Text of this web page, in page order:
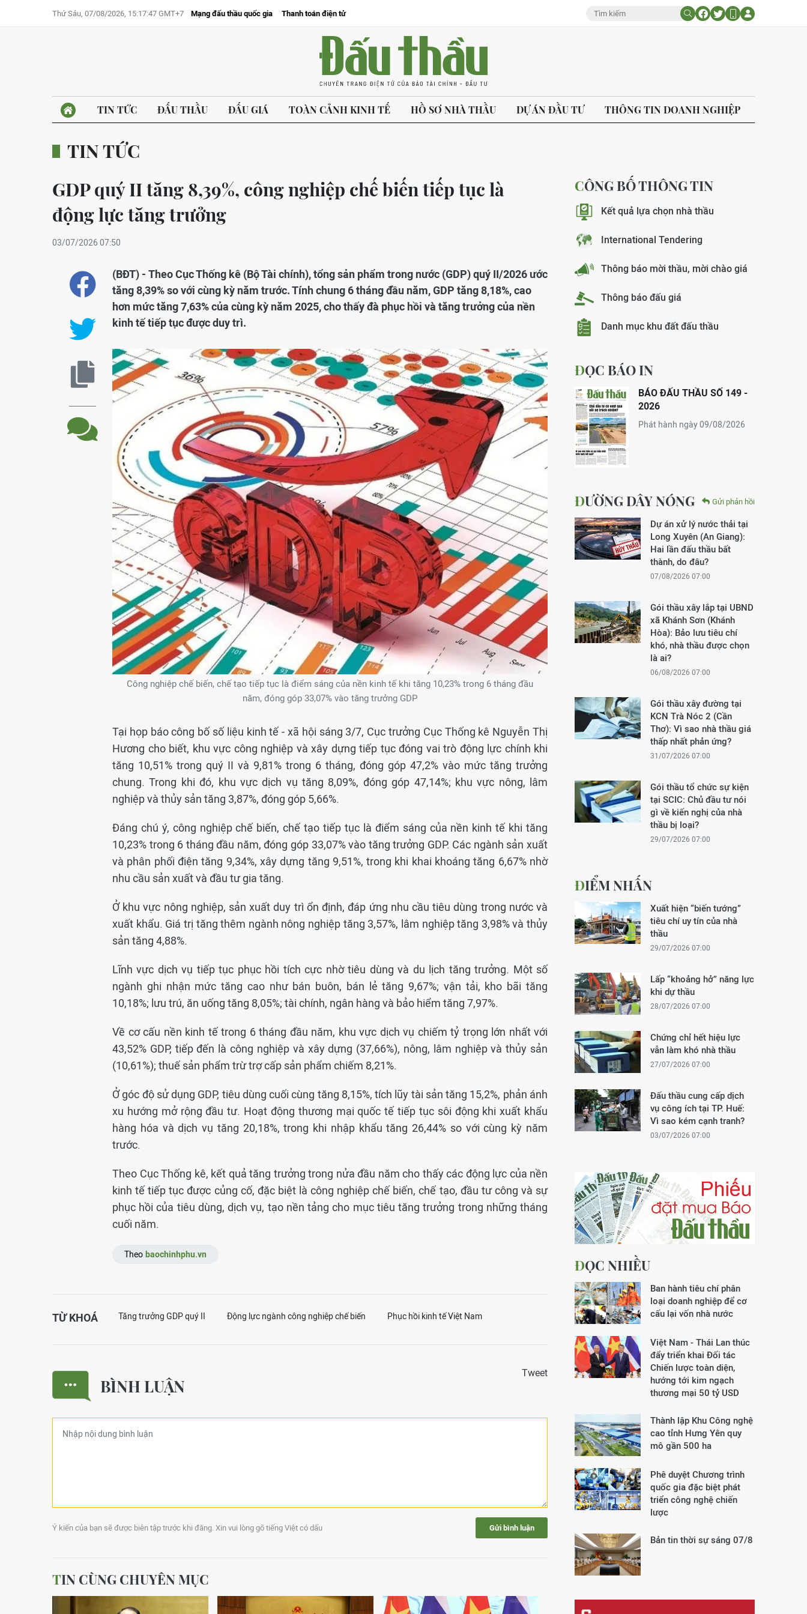
Thứ Sáu, 07/08/2026, 15:17:47 GMT+7 Mạng đấu thầu quốc gia Thanh toán điện tử
TIN TỨC ĐẤU THẦU ĐẤU GIÁ TOÀN CẢNH KINH TẾ HỒ SƠ NHÀ THẦU DỰ ÁN ĐẦU TƯ THÔNG TIN DOANH NGHIỆP
TIN TỨC
GDP quý II tăng 8,39%, công nghiệp chế biến tiếp tục là
động lực tăng trưởng
03/07/2026 07:50
(BĐT) - Theo Cục Thống kê (Bộ Tài chính), tổng sản phẩm trong nước (GDP) quý II/2026 ước
tăng 8,39% so với cùng kỳ năm trước. Tính chung 6 tháng đầu năm, GDP tăng 8,18%, cao
hơn mức tăng 7,63% của cùng kỳ năm 2025, cho thấy đà phục hồi và tăng trưởng của nền
kinh tế tiếp tục được duy trì.
Công nghiệp chế biến, chế tạo tiếp tục là điểm sáng của nền kinh tế khi tăng 10,23% trong 6 tháng đầu
năm, đóng góp 33,07% vào tăng trưởng GDP
Tại họp báo công bố số liệu kinh tế - xã hội sáng 3/7, Cục trưởng Cục Thống kê Nguyễn Thị
Hương cho biết, khu vực công nghiệp và xây dựng tiếp tục đóng vai trò động lực chính khi
tăng 10,51% trong quý II và 9,81% trong 6 tháng, đóng góp 47,2% vào mức tăng trưởng
chung. Trong khi đó, khu vực dịch vụ tăng 8,09%, đóng góp 47,14%; khu vực nông, lâm
nghiệp và thủy sản tăng 3,87%, đóng góp 5,66%.
Đáng chú ý, công nghiệp chế biến, chế tạo tiếp tục là điểm sáng của nền kinh tế khi tăng
10,23% trong 6 tháng đầu năm, đóng góp 33,07% vào tăng trưởng GDP. Các ngành sản xuất
và phân phối điện tăng 9,34%, xây dựng tăng 9,51%, trong khi khai khoáng tăng 6,67% nhờ
nhu cầu sản xuất và đầu tư gia tăng.
Ở khu vực nông nghiệp, sản xuất duy trì ổn định, đáp ứng nhu cầu tiêu dùng trong nước và
xuất khẩu. Giá trị tăng thêm ngành nông nghiệp tăng 3,57%, lâm nghiệp tăng 3,98% và thủy
sản tăng 4,88%.
Lĩnh vực dịch vụ tiếp tục phục hồi tích cực nhờ tiêu dùng và du lịch tăng trưởng. Một số
ngành ghi nhận mức tăng cao như bán buôn, bán lẻ tăng 9,67%; vận tải, kho bãi tăng
10,18%; lưu trú, ăn uống tăng 8,05%; tài chính, ngân hàng và bảo hiểm tăng 7,97%.
Về cơ cấu nền kinh tế trong 6 tháng đầu năm, khu vực dịch vụ chiếm tỷ trọng lớn nhất với
43,52% GDP, tiếp đến là công nghiệp và xây dựng (37,66%), nông, lâm nghiệp và thủy sản
(10,61%); thuế sản phẩm trừ trợ cấp sản phẩm chiếm 8,21%.
Ở góc độ sử dụng GDP, tiêu dùng cuối cùng tăng 8,15%, tích lũy tài sản tăng 15,2%, phản ánh
xu hướng mở rộng đầu tư. Hoạt động thương mại quốc tế tiếp tục sôi động khi xuất khẩu
hàng hóa và dịch vụ tăng 20,18%, trong khi nhập khẩu tăng 26,44% so với cùng kỳ năm
trước.
Theo Cục Thống kê, kết quả tăng trưởng trong nửa đầu năm cho thấy các động lực của nền
kinh tế tiếp tục được củng cố, đặc biệt là công nghiệp chế biến, chế tạo, đầu tư công và sự
phục hồi của tiêu dùng, dịch vụ, tạo nền tảng cho mục tiêu tăng trưởng trong những tháng
cuối năm.
Theo baochinhphu.vn
TỪ KHOÁ Tăng trưởng GDP quý II Động lực ngành công nghiệp chế biến Phục hồi kinh tế Việt Nam
Tweet
BÌNH LUẬN
Ý kiến của bạn sẽ được biên tập trước khi đăng. Xin vui lòng gõ tiếng Việt có dấu Gửi bình luận
TIN CÙNG CHUYÊN MỤC
CÔNG BỐ THÔNG TIN
Kết quả lựa chọn nhà thầu
International Tendering
Thông báo mời thầu, mời chào giá
Thông báo đấu giá
Danh mục khu đất đấu thầu
ĐỌC BÁO IN
BÁO ĐẤU THẦU SỐ 149 -
2026
Phát hành ngày 09/08/2026
ĐƯỜNG DÂY NÓNG Gửi phản hồi
Dự án xử lý nước thải tại
Long Xuyên (An Giang):
Hai lần đấu thầu bất
thành, do đâu?
07/08/2026 07:00
Gói thầu xây lắp tại UBND
xã Khánh Sơn (Khánh
Hòa): Bảo lưu tiêu chí
khó, nhà thầu được chọn
là ai?
06/08/2026 07:00
Gói thầu xây đường tại
KCN Trà Nóc 2 (Cần
Thơ): Vì sao nhà thầu giá
thấp nhất phản ứng?
31/07/2026 07:00
Gói thầu tổ chức sự kiện
tại SCIC: Chủ đầu tư nói
gì về kiến nghị của nhà
thầu bị loại?
29/07/2026 07:00
ĐIỂM NHẤN
Xuất hiện “biến tướng”
tiêu chí uy tín của nhà
thầu
29/07/2026 07:00
Lấp “khoảng hở” năng lực
khi dự thầu
28/07/2026 07:00
Chứng chỉ hết hiệu lực
vẫn làm khó nhà thầu
27/07/2026 07:00
Đấu thầu cung cấp dịch
vụ công ích tại TP. Huế:
Vì sao kém cạnh tranh?
03/07/2026 07:00
ĐỌC NHIỀU
Ban hành tiêu chí phân
loại doanh nghiệp để cơ
cấu lại vốn nhà nước
Việt Nam - Thái Lan thúc
đẩy triển khai Đối tác
Chiến lược toàn diện,
hướng tới kim ngạch
thương mại 50 tỷ USD
Thành lập Khu Công nghệ
cao tỉnh Hưng Yên quy
mô gần 500 ha
Phê duyệt Chương trình
quốc gia đặc biệt phát
triển công nghệ chiến
lược
Bản tin thời sự sáng 07/8